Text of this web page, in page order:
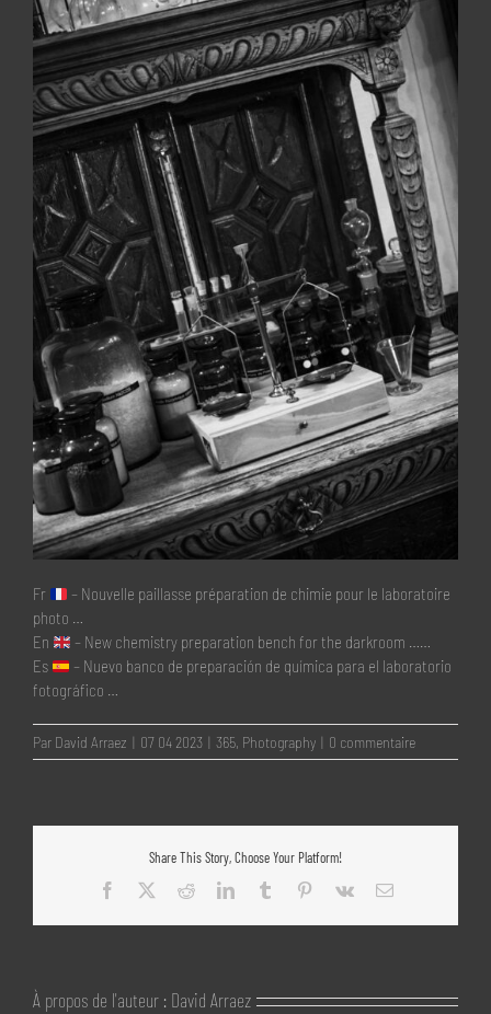
Fr
– Nouvelle paillasse préparation de chimie pour le laboratoire
photo …
En
– New chemistry preparation bench for the darkroom ……
Es
– Nuevo banco de preparación de química para el laboratorio
fotográfico …
Par David Arraez | 07 04 2023 | 365, Photography | 0 commentaire
Share This Story, Choose Your Platform!
Facebook
RedditLinkedInTumblr Pinterest
Vk Email
À propos de l'auteur : David Arraez